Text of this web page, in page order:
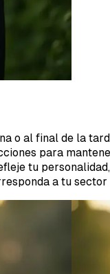
o al final de la
para
tu
a tu